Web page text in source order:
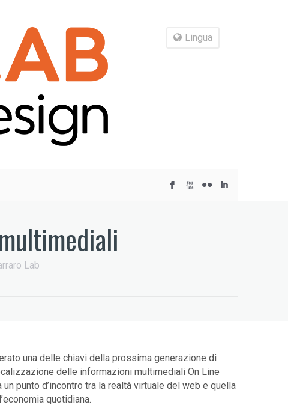
F X N I
Lingua
Lab
una delle chiavi della prossima generazione di
delle informazioni multimediali On Line
punto d’incontro tra la realtà virtuale del web e quella
quotidiana.